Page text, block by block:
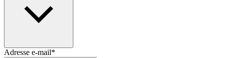
Adresse e-mail*